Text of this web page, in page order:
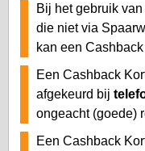
Bij het gebruik van
die niet via
kan een
Een Cashback
afgekeurd bij
ongeacht (goede)
Een Cashback